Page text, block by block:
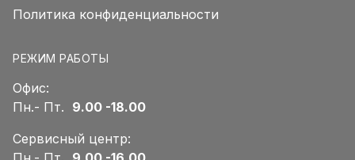
Политика конфиденциальности
РЕЖИМ РАБОТЫ
Офис:
Пн.- Пт. 9.00 -18.00
Сервисный центр: